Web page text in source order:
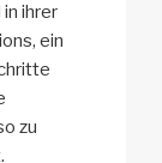
ihrer
ein
zu